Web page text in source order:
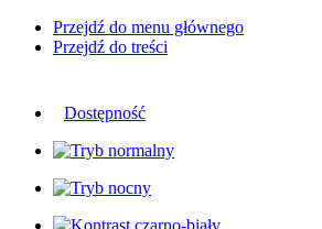
Przejdź do menu głównego
Przejdź do treści
Dostępność